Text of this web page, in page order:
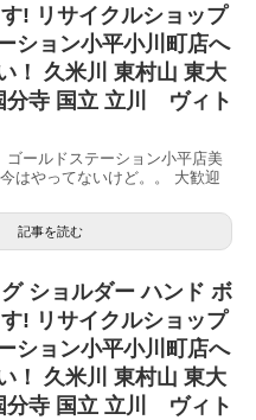
! リサイクルショップ
ション小平小川町店へ
！ 久米川 東村山 東大
分寺 国立 立川 ヴィト
ゴールドステーション小平店美
はやってないけど。。 大歓迎
記事を読む
ショルダー ハンド ボ
! リサイクルショップ
ション小平小川町店へ
！ 久米川 東村山 東大
分寺 国立 立川 ヴィト